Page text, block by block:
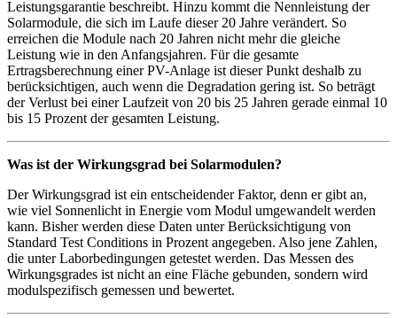
Leistungsgarantie beschreibt. Hinzu kommt die Nennleistung der
Solarmodule, die sich im Laufe dieser 20 Jahre verändert. So
erreichen die Module nach 20 Jahren nicht mehr die gleiche
Leistung wie in den Anfangsjahren. Für die gesamte
Ertragsberechnung einer PV-Anlage ist dieser Punkt deshalb zu
berücksichtigen, auch wenn die Degradation gering ist. So beträgt
der Verlust bei einer Laufzeit von 20 bis 25 Jahren gerade einmal 10
bis 15 Prozent der gesamten Leistung.
Was ist der Wirkungsgrad bei Solarmodulen?
Der Wirkungsgrad ist ein entscheidender Faktor, denn er gibt an,
wie viel Sonnenlicht in Energie vom Modul umgewandelt werden
kann. Bisher werden diese Daten unter Berücksichtigung von
Standard Test Conditions in Prozent angegeben. Also jene Zahlen,
die unter Laborbedingungen getestet werden. Das Messen des
Wirkungsgrades ist nicht an eine Fläche gebunden, sondern wird
modulspezifisch gemessen und bewertet.